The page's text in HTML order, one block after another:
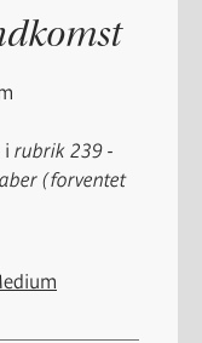
i rubrik 239 -
(forventet